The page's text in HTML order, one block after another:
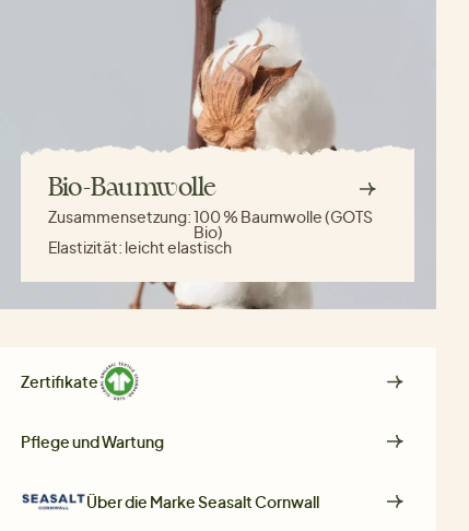
Bio-Baumwolle
Zusammensetzung:100 % Baumwolle (GOTS
Bio)
Elastizität: leicht elastisch
Zertifikate
Pflege und Wartung
Über die MarkeSeasalt Cornwall